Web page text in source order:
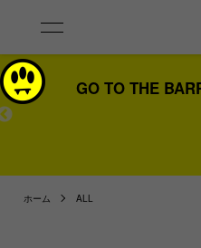
GO TO THE
ホーム ALL